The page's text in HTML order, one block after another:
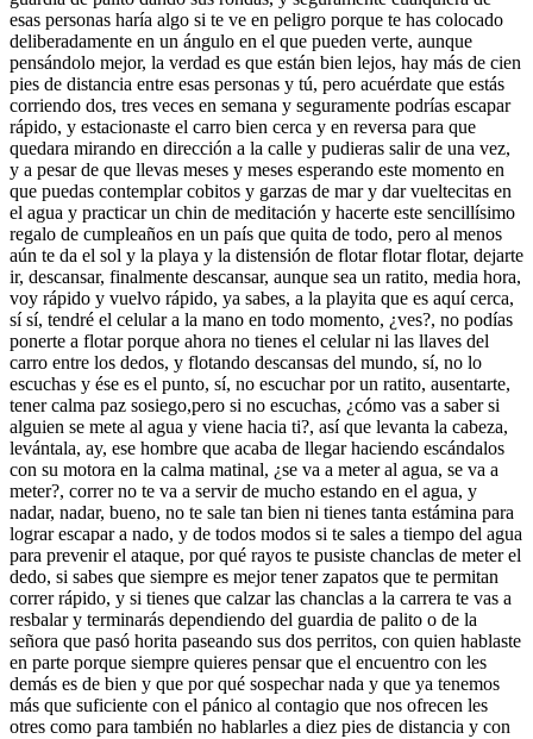
esas personas haría algo si te ve en peligro porque te has colocado
deliberadamente en un ángulo en el que pueden verte, aunque
pensándolo mejor, la verdad es que están bien lejos, hay más de cien
pies de distancia entre esas personas y tú, pero acuérdate que estás
corriendo dos, tres veces en semana y seguramente podrías escapar
rápido, y estacionaste el carro bien cerca y en reversa para que
quedara mirando en dirección a la calle y pudieras salir de una vez,
y a pesar de que llevas meses y meses esperando este momento en
que puedas contemplar cobitos y garzas de mar y dar vueltecitas en
el agua y practicar un chin de meditación y hacerte este sencillísimo
regalo de cumpleaños en un país que quita de todo, pero al menos
aún te da el sol y la playa y la distensión de flotar flotar flotar, dejarte
ir, descansar, finalmente descansar, aunque sea un ratito, media hora,
voy rápido y vuelvo rápido, ya sabes, a la playita que es aquí cerca,
sí sí, tendré el celular a la mano en todo momento, ¿ves?, no podías
ponerte a flotar porque ahora no tienes el celular ni las llaves del
carro entre los dedos, y flotando descansas del mundo, sí, no lo
escuchas y ése es el punto, sí, no escuchar por un ratito, ausentarte,
tener calma paz sosiego,pero si no escuchas, ¿cómo vas a saber si
alguien se mete al agua y viene hacia ti?, así que levanta la cabeza,
levántala, ay, ese hombre que acaba de llegar haciendo escándalos
con su motora en la calma matinal, ¿se va a meter al agua, se va a
meter?, correr no te va a servir de mucho estando en el agua, y
nadar, nadar, bueno, no te sale tan bien ni tienes tanta estámina para
lograr escapar a nado, y de todos modos si te sales a tiempo del agua
para prevenir el ataque, por qué rayos te pusiste chanclas de meter el
dedo, si sabes que siempre es mejor tener zapatos que te permitan
correr rápido, y si tienes que calzar las chanclas a la carrera te vas a
resbalar y terminarás dependiendo del guardia de palito o de la
señora que pasó horita paseando sus dos perritos, con quien hablaste
en parte porque siempre quieres pensar que el encuentro con les
demás es de bien y que por qué sospechar nada y que ya tenemos
más que suficiente con el pánico al contagio que nos ofrecen les
otres como para también no hablarles a diez pies de distancia y con